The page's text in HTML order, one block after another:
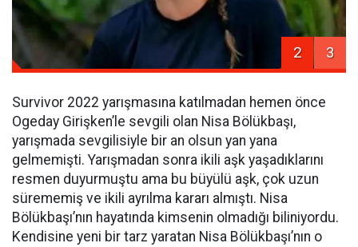
2 3
Survivor 2022 yarışmasına katılmadan hemen önce
Ogeday Girişken’le sevgili olan Nisa Bölükbaşı,
yarışmada sevgilisiyle bir an olsun yan yana
gelmemişti. Yarışmadan sonra ikili aşk yaşadıklarını
resmen duyurmuştu ama bu büyülü aşk, çok uzun
sürememiş ve ikili ayrılma kararı almıştı. Nisa
Bölükbaşı’nın hayatında kimsenin olmadığı biliniyordu.
Kendisine yeni bir tarz yaratan Nisa Bölükbaşı’nın o